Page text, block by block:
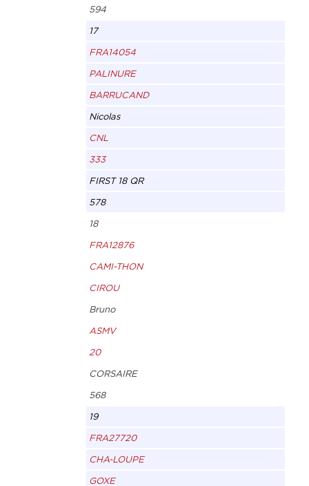
594
17
FRA14054
PALINURE
BARRUCAND
Nicolas
CNL
333
FIRST 18 QR
578
18
FRA12876
CAMI-THON
CIROU
Bruno
ASMV
20
CORSAIRE
568
19
FRA27720
CHA-LOUPE
GOXE